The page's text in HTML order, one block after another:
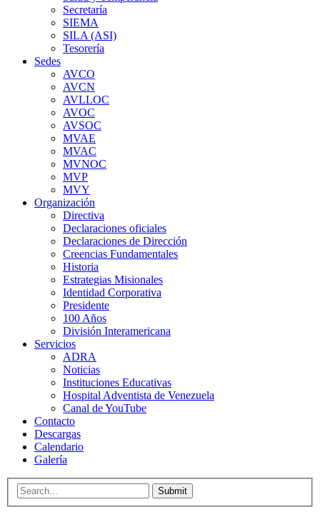
Secretaría
SIEMA
SILA (ASI)
Tesorería
Sedes
AVCO
AVCN
AVLLOC
AVOC
AVSOC
MVAE
MVAC
MVNOC
MVP
MVY
Organización
Directiva
Declaraciones oficiales
Declaraciones de Dirección
Creencias Fundamentales
Historia
Estrategias Misionales
Identidad Corporativa
Presidente
100 Años
División Interamericana
Servicios
ADRA
Noticias
Instituciones Educativas
Hospital Adventista de Venezuela
Canal de YouTube
Contacto
Descargas
Calendario
Galería
Submit